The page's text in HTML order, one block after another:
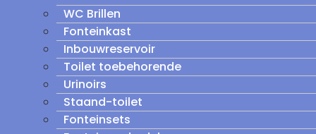
WC Brillen
Fonteinkast
Inbouwreservoir
Toilet toebehorende
Urinoirs
Staand-toilet
Fonteinsets